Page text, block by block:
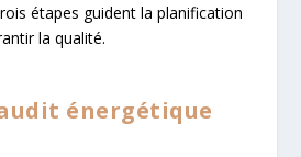
étapes guident la planification
la qualité.
énergétique